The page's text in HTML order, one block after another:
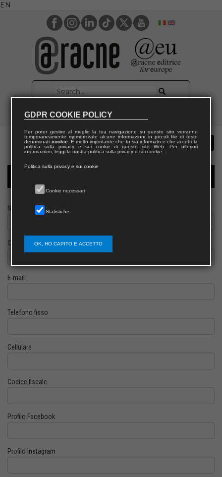
EN
Nome
Cognome
E-mail
Telefono fisso
Cellulare
Codice fiscale
Profilo Facebook
Profilo Instagram
GDPR COOKIE POLICY
Per poter gestire al meglio la tua navigazione su questo sito verranno
temporaneamente memorizzate alcune informazioni in piccoli file di testo
denominati cookie. È molto importante che tu sia informato e che accetti la
politica sulla privacy e sui cookie di questo sito Web. Per ulteriori
informazioni, leggi la nostra politica sulla privacy e sui cookie.
Politica sulla privacy e sui cookie
Cookie necessari
Statistiche
OK, HO CAPITO E ACCETTO